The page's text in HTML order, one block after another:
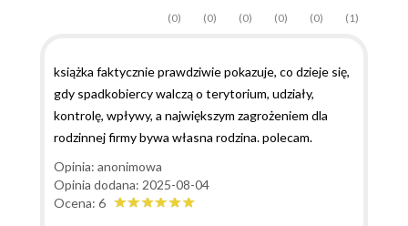
(1)
(0)
(0)
(0)
(0)
(0)
książka faktycznie prawdziwie pokazuje, co dzieje się,
gdy spadkobiercy walczą o terytorium, udziały,
kontrolę, wpływy, a największym zagrożeniem dla
rodzinnej firmy bywa własna rodzina. polecam.
Opinia: anonimowa
Opinia dodana: 2025-08-04
Ocena: 6